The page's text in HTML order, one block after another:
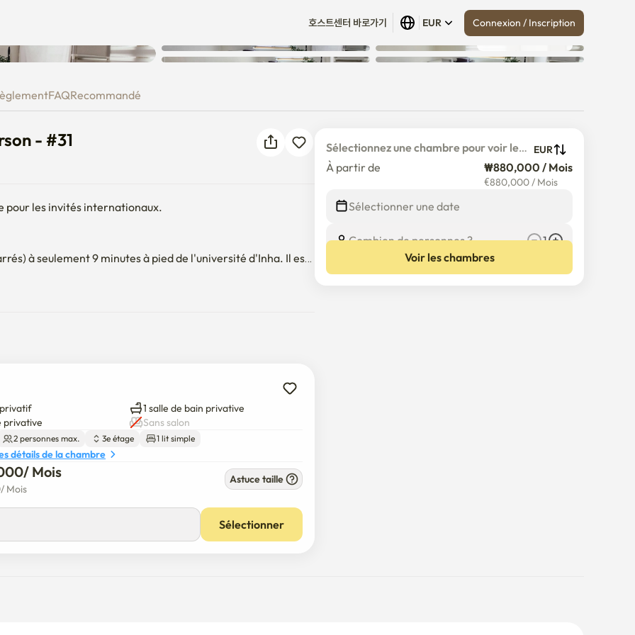
호스트센터 바로가기 EUR Connexion / Inscription
- #31
Tout afficher (17)
FAQRecommandé
- #31
pour les invités internationaux.
à seulement 9 minutes à pied de l'université d'Inha. Il est
et dépanneurs, tandis que l'intérieur lui-même reste très
Deux personnes peuvent rester sans supplément.
d'autre – exclusivement pour vous ou vos amis.
d'Inha, donc la région est généralement sécuritaire et vous
1 salle de bain privative
privative
Sans salon
2 personnes max. 3e étage 1 lit simple
détails de la chambre
/ Mois
/ Mois
Astuce taille
Sélectionner
Sélectionnez une chambre pour voir le
prix détaillé
EUR
À partir de ₩880,000 / Mois
€880,000/ Mois
Sélectionner une date
Combien de personnes ?
1
Voir les chambres
survenue. Veuillez réessayer.